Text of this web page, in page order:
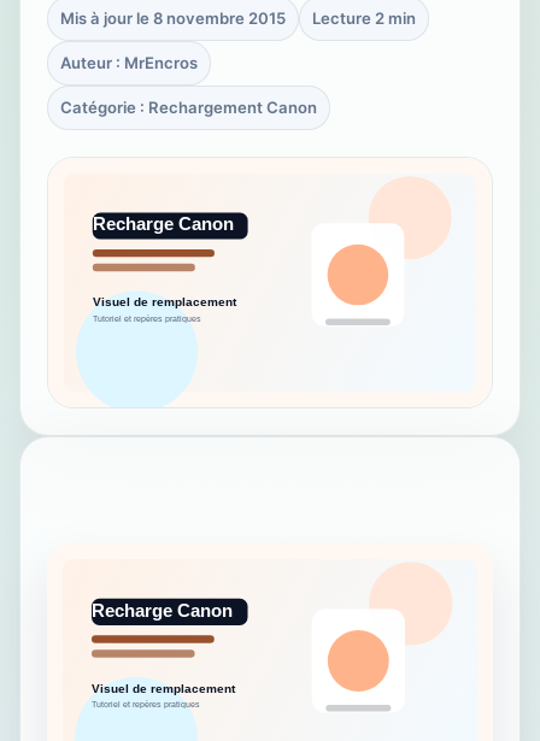
Mis à jour le 8 novembre 2015 Lecture 2 min
Auteur : MrEncros
Catégorie : Rechargement Canon